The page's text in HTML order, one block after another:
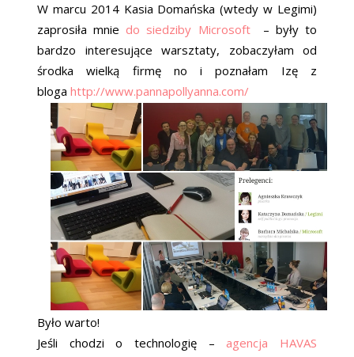
W marcu 2014 Kasia Domańska (wtedy w Legimi)
zaprosiła mnie do siedziby Microsoft
– były to
bardzo interesujące warsztaty, zobaczyłam od
środka wielką firmę no i poznałam Izę z
bloga http://www.pannapollyanna.com/
Było warto!
Jeśli chodzi o technologię –agencja HAVAS